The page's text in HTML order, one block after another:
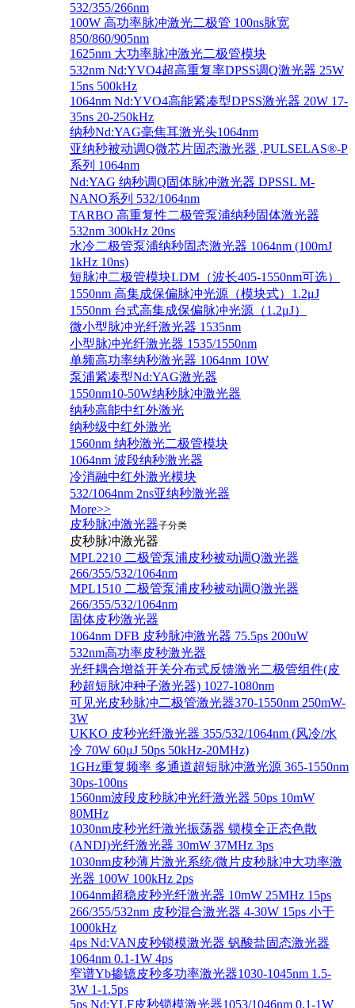
532/355/266nm
100W 高功率脉冲激光二极管 100ns脉宽
850/860/905nm
1625nm 大功率脉冲激光二极管模块
532nm Nd:YVO4超高重复率DPSS调Q激光器 25W
15ns 500kHz
1064nm Nd:YVO4高能紧凑型DPSS激光器 20W 17-
35ns 20-250kHz
纳秒Nd:YAG毫焦耳激光头1064nm
亚纳秒被动调Q微芯片固态激光器 ,PULSELAS®-P
系列 1064nm
Nd:YAG 纳秒调Q固体脉冲激光器 DPSSL M-
NANO系列 532/1064nm
TARBO 高重复性二极管泵浦纳秒固体激光器
532nm 300kHz 20ns
水冷二极管泵浦纳秒固态激光器 1064nm (100mJ
1kHz 10ns)
短脉冲二极管模块LDM（波长405-1550nm可选）
1550nm 高集成保偏脉冲光源（模块式）1.2μJ
1550nm 台式高集成保偏脉冲光源（1.2μJ）
微小型脉冲光纤激光器 1535nm
小型脉冲光纤激光器 1535/1550nm
单频高功率纳秒激光器 1064nm 10W
泵浦紧凑型Nd:YAG激光器
1550nm10-50W纳秒脉冲激光器
纳秒高能中红外激光
纳秒级中红外激光
1560nm 纳秒激光二极管模块
1064nm 波段纳秒激光器
冷消融中红外激光模块
532/1064nm 2ns亚纳秒激光器
More>>
皮秒脉冲激光器子分类
皮秒脉冲激光器
​MPL2210 二极管泵浦皮秒被动调Q激光器
266/355/532/1064nm
MPL1510 二极管泵浦皮秒被动调Q激光器
266/355/532/1064nm
固体皮秒激光器
1064nm DFB 皮秒脉冲激光器 75.5ps 200uW
532nm高功率皮秒激光器
光纤耦合增益开关分布式反馈激光二极管组件(皮
秒超短脉冲种子激光器) 1027-1080nm
可见光皮秒脉冲二极管激光器370-1550nm 250mW-
3W
UKKO 皮秒光纤激光器 355/532/1064nm (风冷/水
冷 70W 60μJ 50ps 50kHz-20MHz)
1GHz重复频率 多通道超短脉冲激光源 365-1550nm
30ps-100ns
1560nm波段皮秒脉冲光纤激光器 50ps 10mW
80MHz
1030nm皮秒光纤激光振荡器 锁模全正态色散
(ANDI)光纤激光器 30mW 37MHz 3ps
1030nm皮秒薄片激光系统/微片皮秒脉冲大功率激
光器 100W 100kHz 2ps
1064nm超稳皮秒光纤激光器 10mW 25MHz 15ps
266/355/532nm 皮秒混合激光器 4-30W 15ps 小于
1000kHz
4ps Nd:VAN皮秒锁模激光器 钒酸盐固态激光器
1064nm 0.1-1W 4ps
窄谱Yb掺镱皮秒多功率激光器1030-1045nm 1.5-
3W 1-1.5ps
5ps Nd:YLF皮秒锁模激光器1053/1046nm 0.1-1W